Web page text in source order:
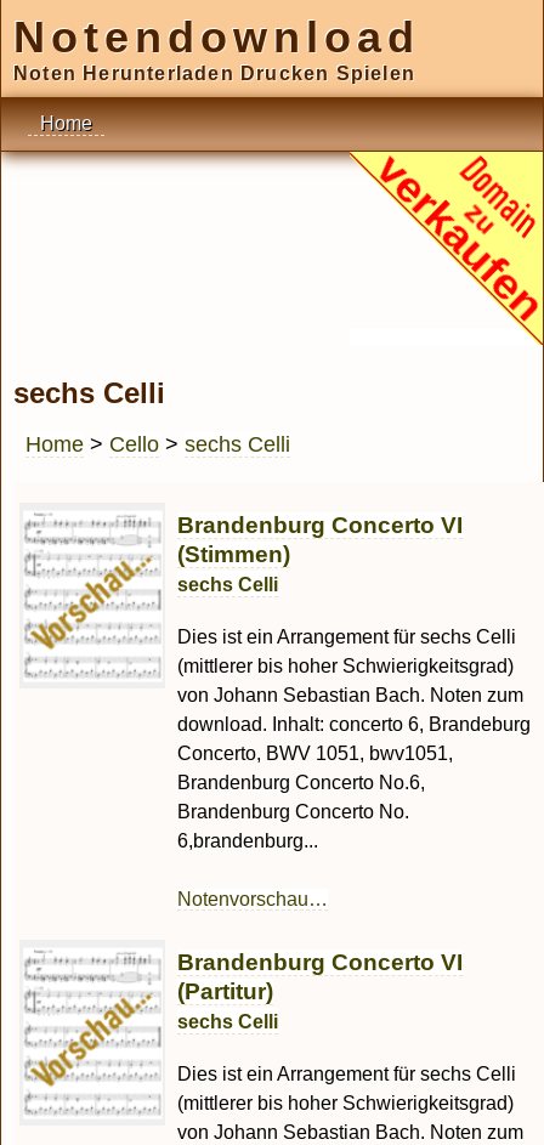
Notendownload
Noten Herunterladen Drucken Spielen
Home
sechs Celli
Home > Cello > sechs Celli
Brandenburg Concerto VI
(Stimmen)
sechs Celli
Dies ist ein Arrangement für sechs Celli
(mittlerer bis hoher Schwierigkeitsgrad)
von Johann Sebastian Bach. Noten zum
download. Inhalt: concerto 6, Brandeburg
Concerto, BWV 1051, bwv1051,
Brandenburg Concerto No.6,
Brandenburg Concerto No.
6,brandenburg...
Notenvorschau…
Brandenburg Concerto VI
(Partitur)
sechs Celli
Dies ist ein Arrangement für sechs Celli
(mittlerer bis hoher Schwierigkeitsgrad)
von Johann Sebastian Bach. Noten zum